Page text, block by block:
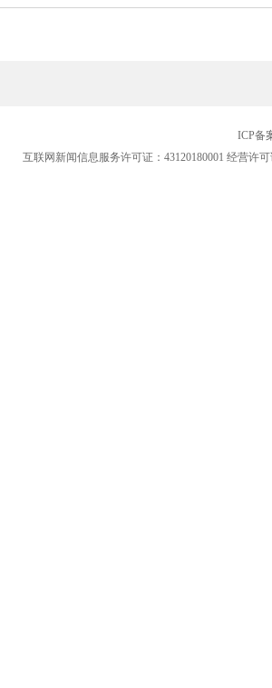
ICP备
互联网新闻信息服务许可证：43120180001 经营许可